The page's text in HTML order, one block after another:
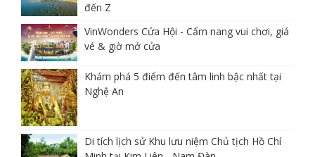
đến Z
VinWonders Cửa Hội - Cẩm nang vui chơi, giá
vé & giờ mở cửa
Khám phá 5 điểm đến tâm linh bậc nhất tại
Nghệ An
Di tích lịch sử Khu lưu niệm Chủ tịch Hồ Chí